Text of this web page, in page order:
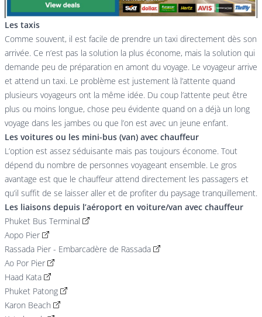
Les taxis
Comme souvent, il est facile de prendre un taxi directement dès son
arrivée. Ce n’est pas la solution la plus économe, mais la solution qui
demande peu de préparation en amont du voyage. Le voyageur arrive
et attend un taxi. Le problème est justement là l’attente quand
plusieurs voyageurs ont la même idée. Du coup l’attente peut être
plus ou moins longue, chose peu évidente quand on a déjà un long
voyage dans les jambes ou que l’on est avec un jeune enfant.
Les voitures ou les mini-bus (van) avec chauffeur
L’option est assez séduisante mais pas toujours économe. Tout
dépend du nombre de personnes voyageant ensemble. Le gros
avantage est que le chauffeur attend directement les passagers et
qu’il suffit de se laisser aller et de profiter du paysage tranquillement.
Les liaisons depuis l’aéroport en voiture/van avec chauffeur
Phuket Bus Terminal
Aopo Pier
Rassada Pier - Embarcadère de Rassada
Ao Por Pier
Haad Kata
Phuket Patong
Karon Beach